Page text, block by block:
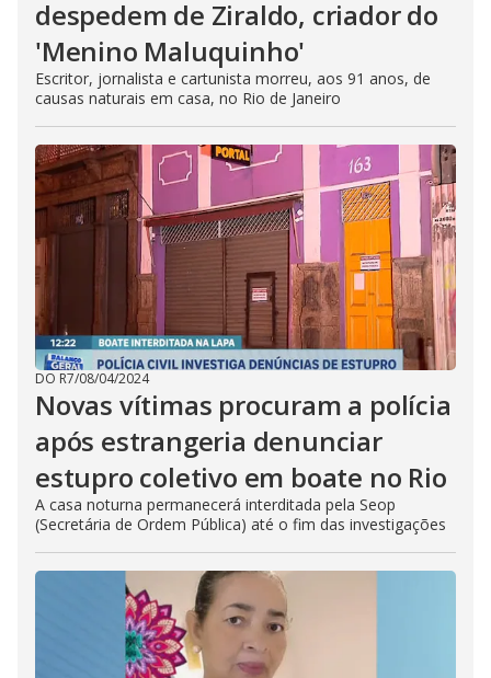
despedem de Ziraldo, criador do
'Menino Maluquinho'
Escritor, jornalista e cartunista morreu, aos 91 anos, de
causas naturais em casa, no Rio de Janeiro
DO R7/08/04/2024
Novas vítimas procuram a polícia
após estrangeria denunciar
estupro coletivo em boate no Rio
A casa noturna permanecerá interditada pela Seop
(Secretária de Ordem Pública) até o fim das investigações